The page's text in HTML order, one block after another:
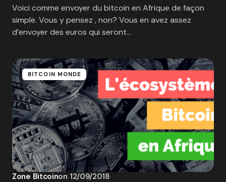
Voici comme envoyer du bitcoin en Afrique de façon
simple. Vous y pensez , non? Vous en avez assez
d’envoyer des euros qui seront…
BITCOIN MONDE
Zone Bitcoinon 12/09/2018